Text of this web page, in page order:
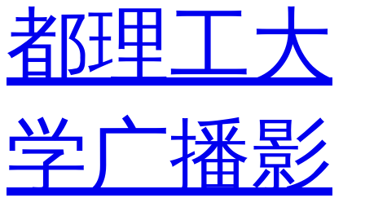
都理工大
学广播影